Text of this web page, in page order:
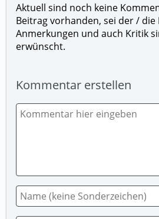
Aktuell sind noch keine
Beitrag vorhanden, sei der / die
Anmerkungen und auch Kritik
erwünscht.
Kommentar erstellen